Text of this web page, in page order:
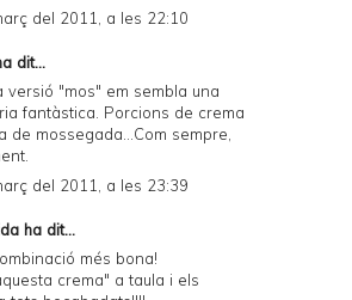
del 2011, a les 22:10
dit...
versió "mos" em sembla una
fantàstica. Porcions de crema
de mossegada...Com sempre,
del 2011, a les 23:39
ha dit...
més bona!
crema" a taula i els